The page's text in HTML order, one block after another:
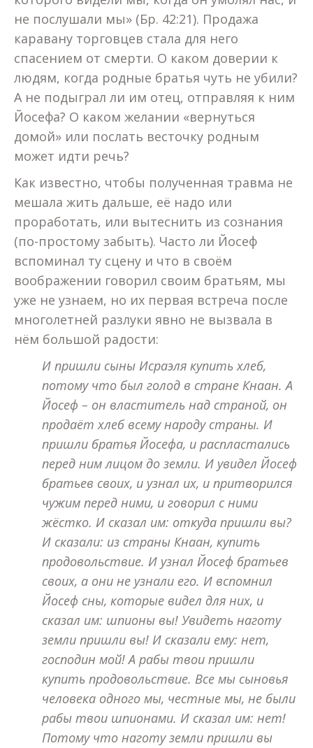
не послушали мы» (Бр. 42:21). Продажа
каравану торговцев стала для него
спасением от смерти. О каком доверии к
людям, когда родные братья чуть не убили?
А не подыграл ли им отец, отправляя к ним
Йосефа? О каком желании «вернуться
домой» или послать весточку родным
может идти речь?
Как известно, чтобы полученная травма не
мешала жить дальше, её надо или
проработать, или вытеснить из сознания
(по-простому забыть). Часто ли Йосеф
вспоминал ту сцену и что в своём
воображении говорил своим братьям, мы
уже не узнаем, но их первая встреча после
многолетней разлуки явно не вызвала в
нём большой радости:
И пришли сыны Исраэля купить хлеб,
потому что был голод в стране Кнаан. А
Йосеф – он властитель над страной, он
продаёт хлеб всему народу страны. И
пришли братья Йосефа, и распластались
перед ним лицом до земли. И увидел Йосеф
братьев своих, и узнал их, и притворился
чужим перед ними, и говорил с ними
жёстко. И сказал им: откуда пришли вы?
И сказали: из страны Кнаан, купить
продовольствие. И узнал Йосеф братьев
своих, а они не узнали его. И вспомнил
Йосеф сны, которые видел для них, и
сказал им: шпионы вы! Увидеть наготу
земли пришли вы! И сказали ему: нет,
господин мой! А рабы твои пришли
купить продовольствие. Все мы сыновья
человека одного мы, честные мы, не были
рабы твои шпионами. И сказал им: нет!
Потому что наготу земли пришли вы